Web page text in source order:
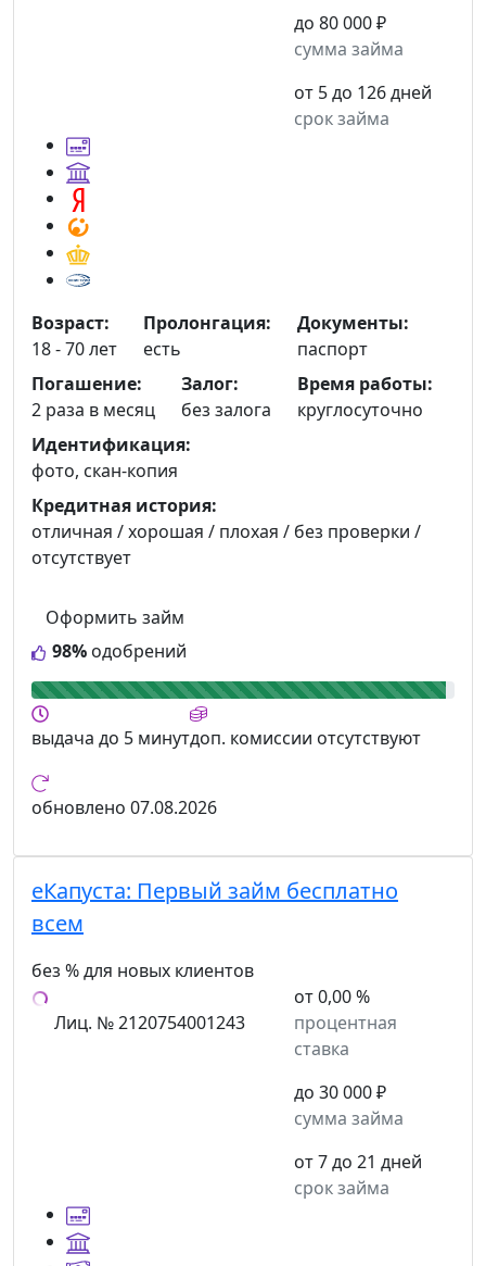
до 80 000 ₽
сумма займа
от 5 до 126 дней
срок займа
98% одобрений
Оформить займ
Возраст:
18 - 70 лет
Пролонгация:
есть
Документы:
паспорт
Погашение:
2 раза в месяц
Залог:
без залога
Время работы:
круглосуточно
Идентификация:
фото, скан-копия
Кредитная история:
отличная / хорошая / плохая / без проверки /
отсутствует
выдача до 5 минутдоп. комиссии отсутствуют
обновлено 07.08.2026
еКапуста: Первый займ бесплатно
всем
без % для новых клиентов
Лиц. № 2120754001243
от 0,00 %
процентная
ставка
до 30 000 ₽
сумма займа
от 7 до 21 дней
срок займа